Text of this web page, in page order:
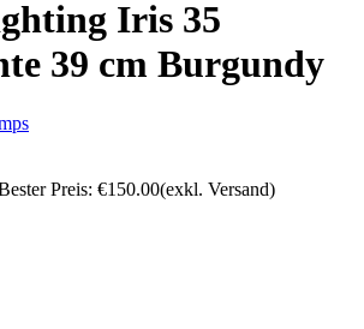
Iris 35
39 cm Burgundy
Preis: €150.00(exkl. Versand)